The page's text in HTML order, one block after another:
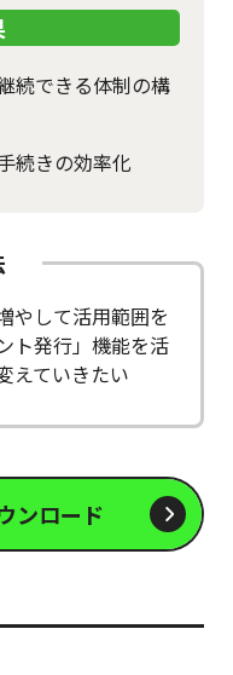
続できる体制の構
続きの効率化
やして活用範囲を
ト発行」機能を活
えていきたい
ンロード